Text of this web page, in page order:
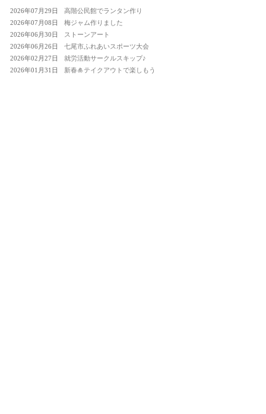
2026年07月29日
高階公民館でランタン作り
2026年07月08日
梅ジャム作りました
2026年06月30日
ストーンアート
2026年06月26日
七尾市ふれあいスポーツ大会
2026年02月27日
就労活動サークルスキップ♪
2026年01月31日
新春🎍テイクアウトで楽しもう